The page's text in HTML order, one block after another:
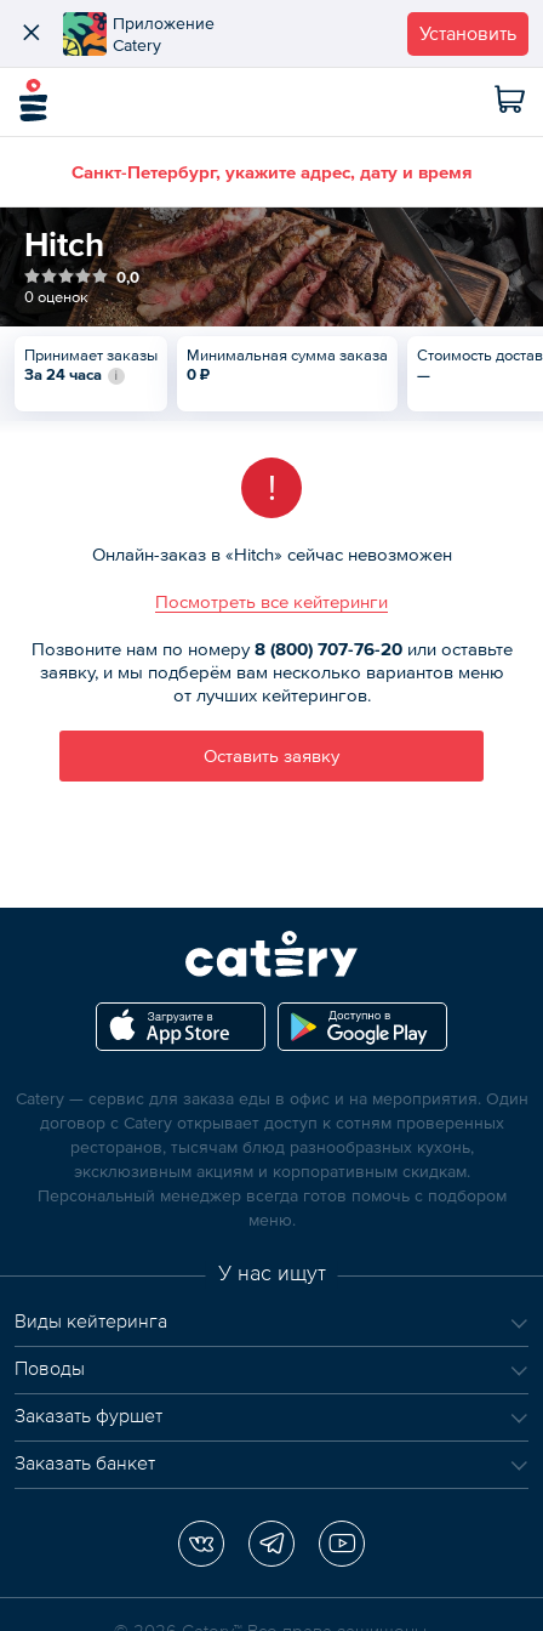
Приложение
Catery
Установить
Санкт-Петербург, укажите адрес, дату и время
Hitch
0,0
0 оценок
Принимает заказы
За 24 часа
Минимальная сумма заказа
0 ₽
Стоимость
—
!
Онлайн-заказ в «Hitch» сейчас невозможен
Посмотреть все кейтеринги
Позвоните нам по номеру8 (800) 707-76-20или оставьте
заявку, и мы подберём вам несколько вариантов меню
от лучших кейтерингов.
Оставить заявку
Catery — сервис для заказа еды в офис и на мероприятия. Один
договор с Catery открывает доступ к сотням проверенных
ресторанов, тысячам блюд разнообразных кухонь,
эксклюзивным акциям и корпоративным скидкам.
Персональный менеджер всегда готов помочь с подбором
меню.
У нас ищут
Виды кейтеринга
Поводы
Заказать фуршет
Заказать банкет